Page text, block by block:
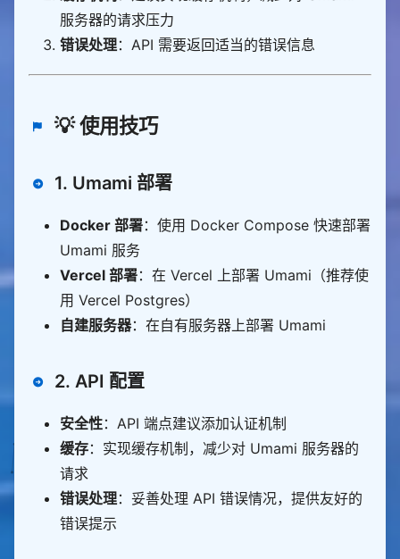
服务器的请求压力
错误处理：API 需要返回适当的错误信息
💡 使用技巧
1. Umami 部署
Docker 部署：使用 Docker Compose 快速部署
Umami 服务
Vercel 部署：在 Vercel 上部署 Umami（推荐使
用 Vercel Postgres）
自建服务器：在自有服务器上部署 Umami
2. API 配置
安全性：API 端点建议添加认证机制
缓存：实现缓存机制，减少对 Umami 服务器的
请求
错误处理：妥善处理 API 错误情况，提供友好的
错误提示